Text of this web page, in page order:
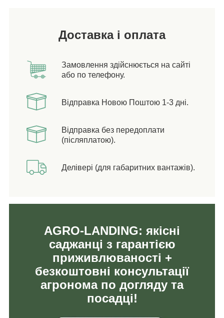
Доставка і оплата
Замовлення здійснюється на сайті
або по телефону.
Відправка Новою Поштою 1-3 дні.
Відправка без передоплати
(післяплатою).
Делівері (для габаритних вантажів).
AGRO-LANDING: якісні
саджанці з гарантією
приживлюваності +
безкоштовні консультації
агронома по догляду та
посадці!